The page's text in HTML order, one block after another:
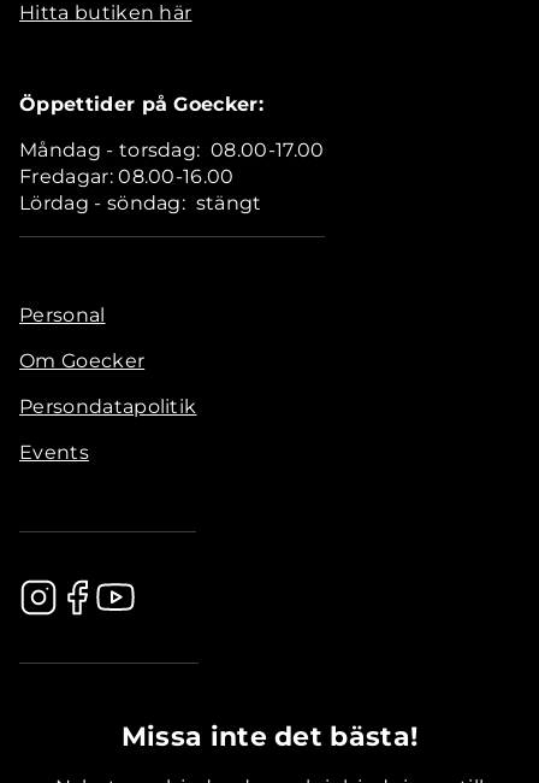
Hitta butiken här
Öppettider på Goecker:
Måndag - torsdag: 08.00-17.00
Fredagar: 08.00-16.00
Lördag - söndag: stängt
Personal
Om Goecker
Persondatapolitik
Events
Missa inte det bästa!